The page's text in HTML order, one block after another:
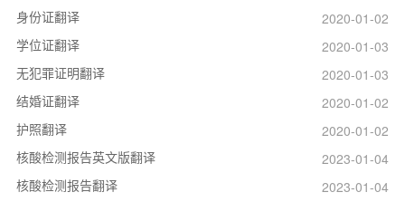
身份证翻译
2020-01-02
学位证翻译
2020-01-03
无犯罪证明翻译
2020-01-03
结婚证翻译
2020-01-02
护照翻译
2020-01-02
核酸检测报告英文版翻译
2023-01-04
核酸检测报告翻译
2023-01-04